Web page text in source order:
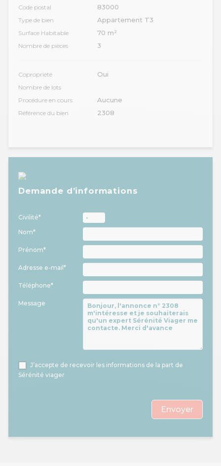
Code postal 83000
Type de bien Appartement T3
Surface Habitable 70 m²
Nombre de pièces 3
Copropriété Oui
Nombre de lots
Procédure en cours
Aucune
Référence du bien 2308
Demande d’informations
Civilité*
Nom*
Prénom*
Adresse e-mail*
Téléphone*
Message
J’accepte de recevoir les informations de la part de
Sérénité viager